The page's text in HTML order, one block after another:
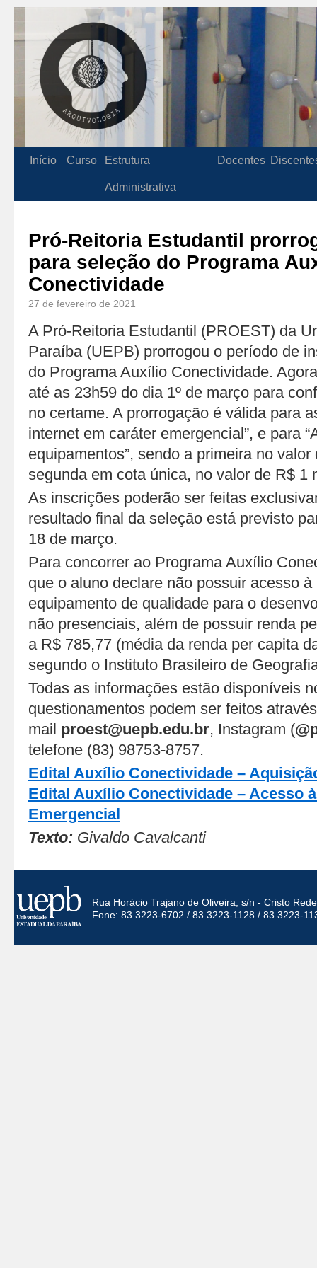
Início Curso Estrutura
Administrativa
Docentes
Pró-Reitoria Estudantil
para seleção do Programa
Conectividade
27 de fevereiro de 2021
A Pró-Reitoria Estudantil (PROEST) da
Paraíba (UEPB) prorrogou o período de
do Programa Auxílio Conectividade.
até as 23h59 do dia 1º de março para
no certame. A prorrogação é válida para
internet em caráter emergencial”, e para
equipamentos”, sendo a primeira no
segunda em cota única, no valor de R$ 1
As inscrições poderão ser feitas
resultado final da seleção está previsto
18 de março.
Para concorrer ao Programa Auxílio
que o aluno declare não possuir acesso
equipamento de qualidade para o
não presenciais, além de possuir renda
a R$ 785,77 (média da renda per capita
segundo o Instituto Brasileiro de
Todas as informações estão disponíveis
questionamentos podem ser feitos
mail proest@uepb.edu.br, Instagram (
telefone (83) 98753-8757.
Edital Auxílio Conectividade –
Edital Auxílio Conectividade – Acesso
Emergencial
Texto: Givaldo Cavalcanti
Rua Horácio Trajano de Oliveira, s/n - Cristo
Fone: 83 3223-6702 / 83 3223-1128 / 83 3223-